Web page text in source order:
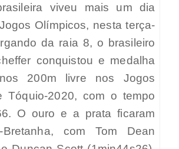
viveu mais um dia
Olímpicos, nesta terça-
da raia 8, o brasileiro
conquistou e medalha
200m livre nos Jogos
Tóquio-2020, com o tempo
O ouro e a prata ficaram
com Tom Dean